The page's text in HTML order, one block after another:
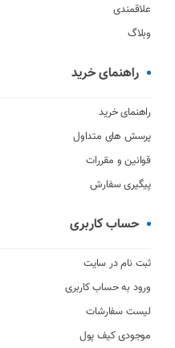
علاقمندی
وبلاگ
راهنمای خرید
راهنمای خرید
پرسش های متداول
قوانین و مقررات
پیگیری سفارش
حساب کاربری
ثبت نام در سایت
ورود به حساب کاربری
لیست سفارشات
موجودی کیف پول